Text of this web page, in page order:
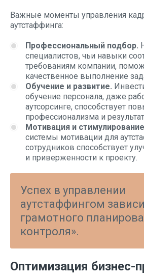
Важные моменты управления
аутстаффинга:
Профессиональный подбор.
специалистов, чьи навыки
требованиям компании,
качественное выполнение
Обучение и развитие.
обучение персонала, даже
аутсорсинге, способствует
профессионализма и
Мотивация и
системы мотивации для
сотрудников способствует
и приверженности к проекту.
Успех в управлении
аутстаффингом
грамотного
контроля».
Оптимизация бизнес-